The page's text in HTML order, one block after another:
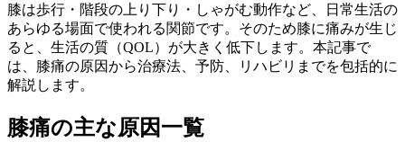
膝は歩行・階段の上り下り・しゃがむ動作など、日常生活の
あらゆる場面で使われる関節です。そのため膝に痛みが生じ
ると、生活の質（QOL）が大きく低下します。本記事で
は、膝痛の原因から治療法、予防、リハビリまでを包括的に
解説します。
膝痛の主な原因一覧